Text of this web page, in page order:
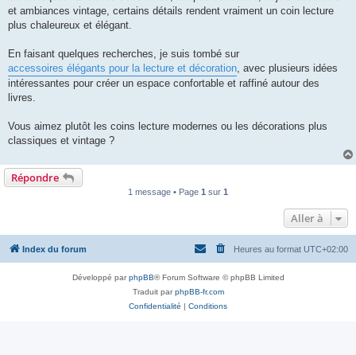
u
et ambiances vintage, certains détails rendent vraiment un coin lecture
plus chaleureux et élégant.
En faisant quelques recherches, je suis tombé sur
accessoires élégants pour la lecture et décoration, avec plusieurs idées
intéressantes pour créer un espace confortable et raffiné autour des
livres.
Vous aimez plutôt les coins lecture modernes ou les décorations plus
classiques et vintage ?
Répondre
1 message • Page 1 sur 1
Aller à
Index du forum Heures au format UTC+02:00
Développé parphpBB® Forum Software © phpBB Limited
Traduit parphpBB-fr.com
Confidentialité | Conditions